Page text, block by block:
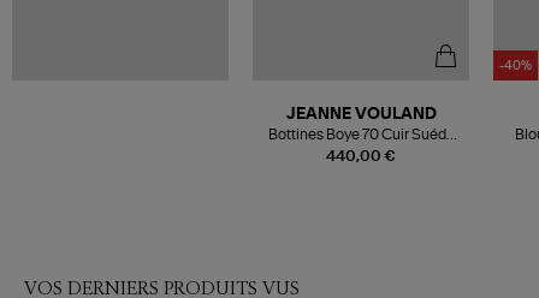
440,00 €
JEANNE VOULAND
Bottines Boye 70 Cuir Suédé
Noir
-40%
VOS DERNIERS PRODUITS VUS